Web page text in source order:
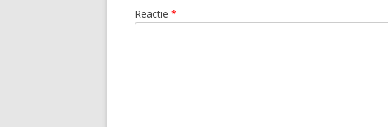
Reactie *